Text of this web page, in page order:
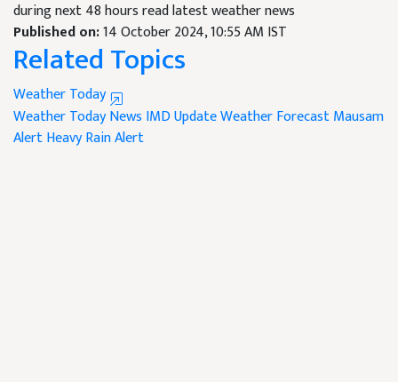
during next 48 hours read latest weather news
Published on:14 October 2024, 10:55 AM IST
Related Topics
Weather Today
Weather Today News IMD UpdateWeather ForecastMausam
AlertHeavy Rain Alert